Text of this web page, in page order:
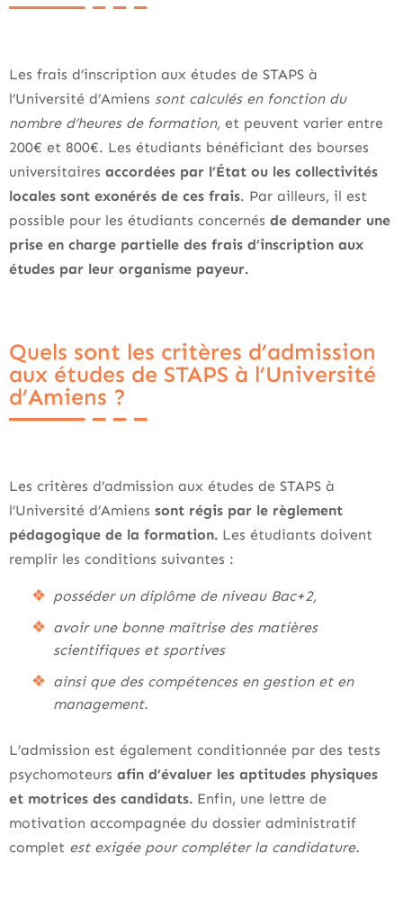
Les frais d’inscription aux études de STAPS à
l’Université d’Amiens sont calculés en fonction du
nombre d’heures de formation, et peuvent varier entre
200€ et 800€. Les étudiants bénéficiant des bourses
universitaires accordées par l’État ou les collectivités
locales sont exonérés de ces frais. Par ailleurs, il est
possible pour les étudiants concernés de demander une
prise en charge partielle des frais d’inscription aux
études par leur organisme payeur.
Quels sont les critères d’admission
aux études de STAPS à l’Université
d’Amiens ?
Les critères d’admission aux études de STAPS à
l’Université d’Amiens sont régis par le règlement
pédagogique de la formation. Les étudiants doivent
remplir les conditions suivantes :
posséder un diplôme de niveau Bac+2,
avoir une bonne maîtrise des matières
scientifiques et sportives
ainsi que des compétences en gestion et en
management.
L’admission est également conditionnée par des tests
psychomoteurs afin d’évaluer les aptitudes physiques
et motrices des candidats. Enfin, une lettre de
motivation accompagnée du dossier administratif
complet est exigée pour compléter la candidature.